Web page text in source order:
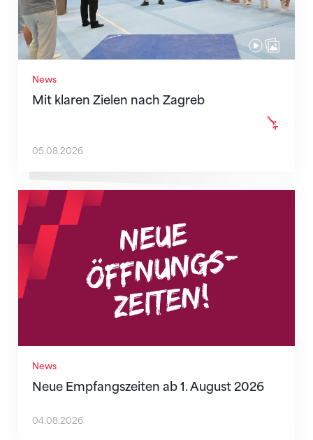
News
Mit klaren Zielen nach Zagreb
05.08.2026
News
Neue Empfangszeiten ab 1. August 2026
Neue Empfangszeiten ab 1. August 2026
04.08.2026